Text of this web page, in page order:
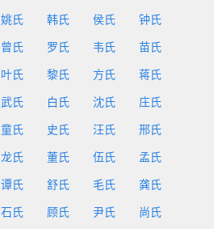
姚氏 韩氏 侯氏 钟氏
曾氏 罗氏 韦氏 苗氏
叶氏 黎氏 方氏 蒋氏
武氏 白氏 沈氏 庄氏
童氏 史氏 汪氏 邢氏
龙氏 董氏 伍氏 孟氏
谭氏 舒氏 毛氏 龚氏
石氏 顾氏 尹氏 尚氏